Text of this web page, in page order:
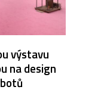
výstavu
na design